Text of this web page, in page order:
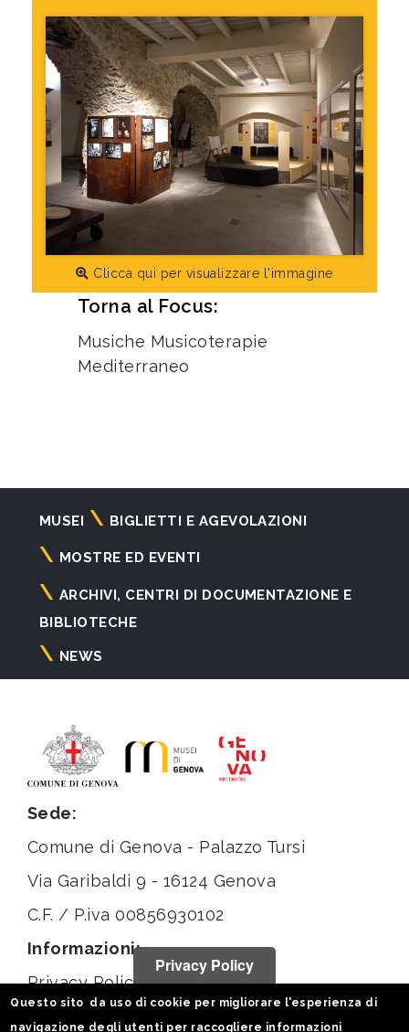
Clicca qui per visualizzare l'immagine
Torna al Focus:
Musiche Musicoterapie
Mediterraneo
Navigazione
principale
MUSEI BIGLIETTI E AGEVOLAZIONI
MOSTRE ED EVENTI
ARCHIVI, CENTRI DI DOCUMENTAZIONE E
BIBLIOTECHE
NEWS
Sede:
Comune di Genova - Palazzo Tursi
Via Garibaldi 9 - 16124 Genova
C.F. / P.iva 00856930102
Informazioni:
Privacy Policy
Privacy Policy
Questo sito da uso di cookie per migliorare l'esperienza di
navigazione degli utenti per raccogliere informazioni